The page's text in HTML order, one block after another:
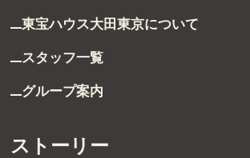
東宝ハウス大田東京について
スタッフ一覧
グループ案内
ストーリー
受付時間 9:00～21:00
FAX：03-5711-8828